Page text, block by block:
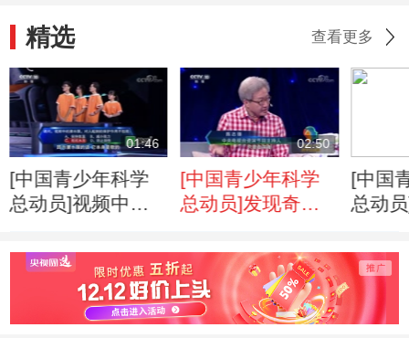
精选 查看更多
01:46
[中国青少年科学
总动员]视频中的
的保护作用不包
括？
02:50
[中国青少年科学
总动员]发现奇特
物，是科学家探险
海底的任务之一，
那么就目前而言，
哪种情况并未发
[中国
总动
存，
气，
是从